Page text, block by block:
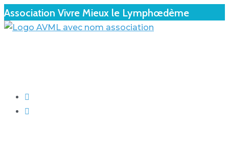
Association Vivre Mieux le Lymphœdème